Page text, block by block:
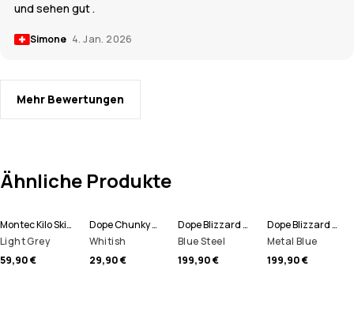
und sehen gut .
Simone 4. Jan. 2026
Mehr Bewertungen
Ähnliche Produkte
Montec Kilo Skihandschuhe
Light Grey
59,90 €
Dope Chunky Mütze
Whitish
29,90 €
Dope Blizzard Full Zip Snowboardjacke Herren
Blue Steel
199,90 €
Dope Blizzard Full Zip Skijacke Herren
Metal Blue
199,90 €